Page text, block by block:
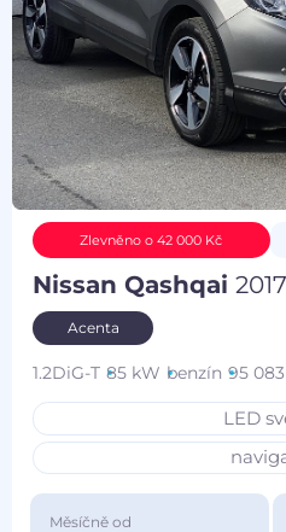
Zlevněno o 42 000 Kč
Nissan Qashqai2017
Acenta
1.2DiG-T 85 kW benzín 95
LED
Měsíčně od